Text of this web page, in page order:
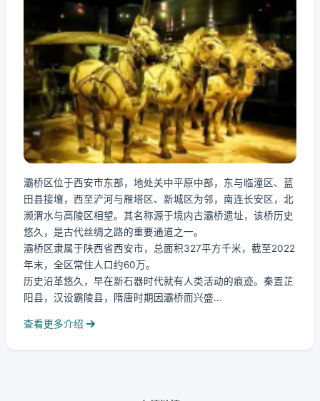
灞桥区位于西安市东部，地处关中平原中部，东与临潼区、蓝
田县接壤，西至浐河与雁塔区、新城区为邻，南连长安区，北
濒渭水与高陵区相望。其名称源于境内古灞桥遗址，该桥历史
悠久，是古代丝绸之路的重要通道之一。
灞桥区隶属于陕西省西安市，总面积327平方千米，截至2022
年末，全区常住人口约60万。
历史沿革悠久，早在新石器时代就有人类活动的痕迹。秦置芷
阳县，汉设霸陵县，隋唐时期因灞桥而兴盛...
查看更多介绍